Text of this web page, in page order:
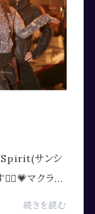
Spirit(サンシ
マクラメ
こだわり、野
続きを読む